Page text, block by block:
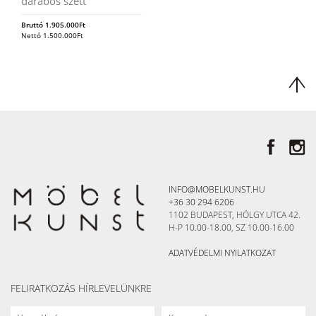
Bruttó 1.905.000Ft
Nettó 1.500.000Ft
INFO@MOBELKUNST.HU
+36 30 294 6206
1102 BUDAPEST, HÖLGY UTCA 42.
H-P 10.00-18.00, SZ 10.00-16.00
ADATVÉDELMI NYILATKOZAT
FELIRATKOZÁS HÍRLEVELÜNKRE